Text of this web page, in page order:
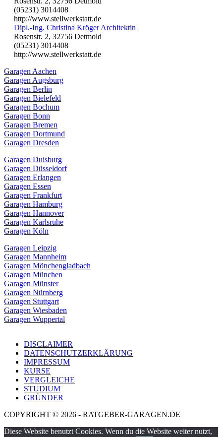
(05231) 3014408
http://www.stellwerkstatt.de
Dipl.-Ing. Christina Kröger Architektin
Rosenstr. 2, 32756 Detmold
(05231) 3014408
http://www.stellwerkstatt.de
Garagen Aachen
Garagen Augsburg
Garagen Berlin
Garagen Bielefeld
Garagen Bochum
Garagen Bonn
Garagen Bremen
Garagen Dortmund
Garagen Dresden
Garagen Duisburg
Garagen Düsseldorf
Garagen Erlangen
Garagen Essen
Garagen Frankfurt
Garagen Hamburg
Garagen Hannover
Garagen Karlsruhe
Garagen Köln
Garagen Leipzig
Garagen Mannheim
Garagen Mönchengladbach
Garagen München
Garagen Münster
Garagen Nürnberg
Garagen Stuttgart
Garagen Wiesbaden
Garagen Wuppertal
DISCLAIMER
DATENSCHUTZERKLÄRUNG
IMPRESSUM
KURSE
VERGLEICHE
STUDIUM
GRÜNDER
COPYRIGHT © 2026 - RATGEBER-GARAGEN.DE
Diese Website benutzt Cookies. Wenn du die Website weiter nutzt,